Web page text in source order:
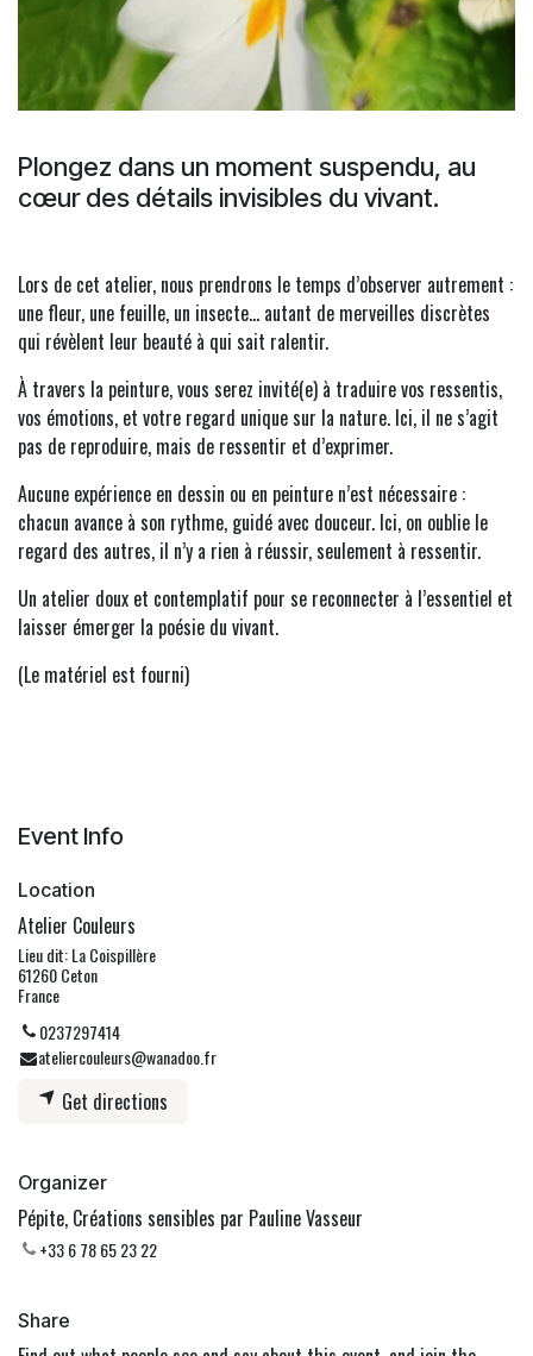
Plongez dans un moment suspendu, au
cœur des détails invisibles du vivant.
Lors de cet atelier, nous prendrons le temps d’observer autrement :
une fleur, une feuille, un insecte… autant de merveilles discrètes
qui révèlent leur beauté à qui sait ralentir.
À travers la peinture, vous serez invité(e) à traduire vos ressentis,
vos émotions, et votre regard unique sur la nature. Ici, il ne s’agit
pas de reproduire, mais de ressentir et d’exprimer.
Aucune expérience en dessin ou en peinture n’est nécessaire :
chacun avance à son rythme, guidé avec douceur. Ici, on oublie le
regard des autres, il n’y a rien à réussir, seulement à ressentir.
Un atelier doux et contemplatif pour se reconnecter à l’essentiel et
laisser émerger la poésie du vivant.
(Le matériel est fourni)
Event Info
Location
Atelier Couleurs
Lieu dit: La Coispillère
61260 Ceton
France
0237297414
ateliercouleurs@wanadoo.fr
Get directions
Organizer
Pépite, Créations sensibles par Pauline Vasseur
+33 6 78 65 23 22
Share